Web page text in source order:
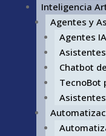
Inteligencia
Agentes y
Agentes IA
Chatbot
TecnoBot